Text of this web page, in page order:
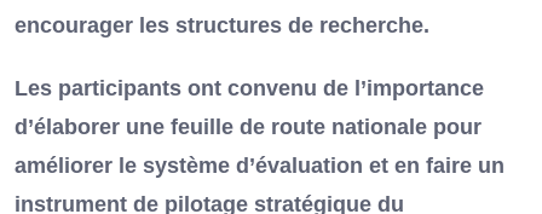
encourager les structures de recherche.
Les participants ont convenu de l’importance
d’élaborer une feuille de route nationale pour
améliorer le système d’évaluation et en faire un
instrument de pilotage stratégique du